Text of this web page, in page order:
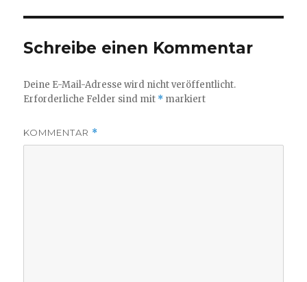
Schreibe einen Kommentar
Deine E-Mail-Adresse wird nicht veröffentlicht.
Erforderliche Felder sind mit * markiert
KOMMENTAR *